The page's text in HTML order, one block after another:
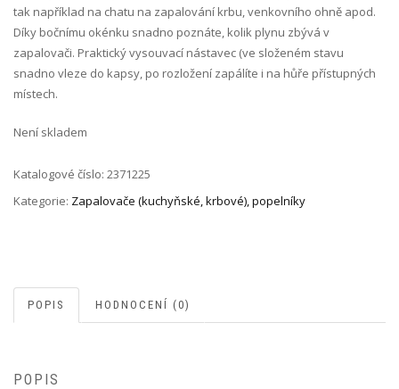
tak například na chatu na zapalování krbu, venkovního ohně apod.
Díky bočnímu okénku snadno poznáte, kolik plynu zbývá v
zapalovači. Praktický vysouvací nástavec (ve složeném stavu
snadno vleze do kapsy, po rozložení zapálíte i na hůře přístupných
místech.
Není skladem
Katalogové číslo: 2371225
Kategorie: Zapalovače (kuchyňské, krbové), popelníky
POPIS HODNOCENÍ (0)
POPIS